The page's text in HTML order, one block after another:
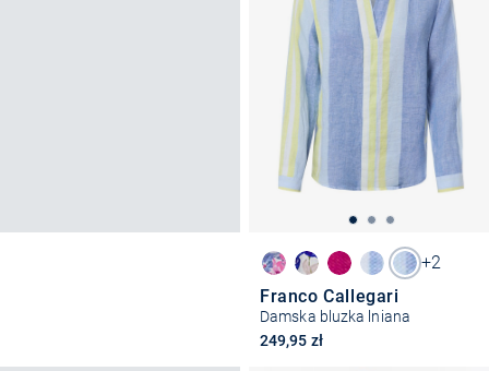
+2
Franco Callegari
Damska bluzka lniana
249,95 zł